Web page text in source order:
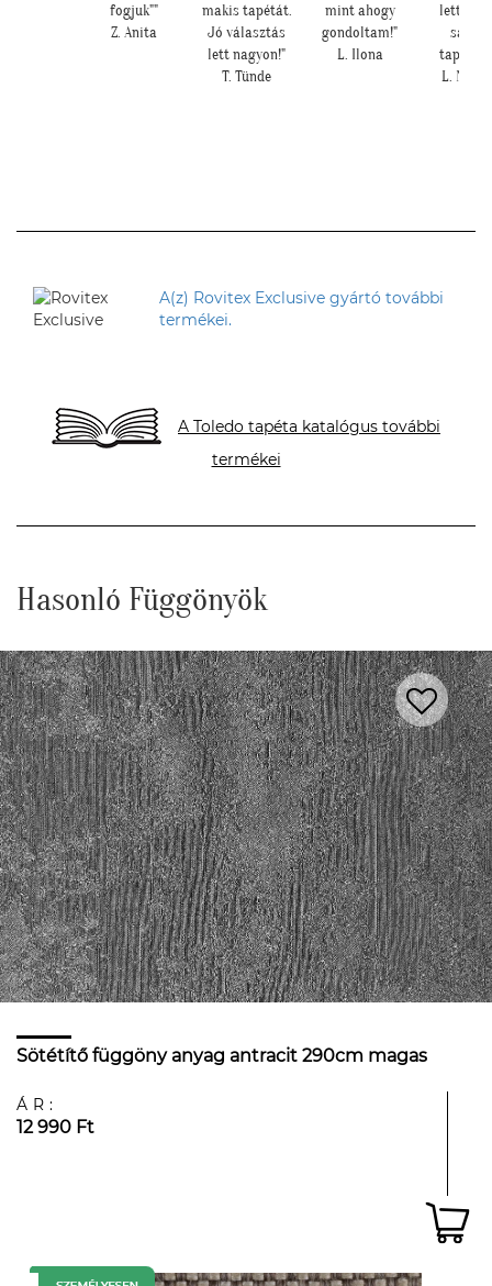
fogjuk""
Z. Anita
makis tapétát.
Jó választás
lett nagyon!"
T. Tünde
mint ahogy
gondoltam!"
L. Ilona
lett a
sarok
L.
A(z) Rovitex Exclusive gyártó további
termékei.
A Toledo tapéta katalógus további
termékei
Hasonló Függönyök
Sötétítő függöny anyag antracit 290cm magas
ÁR:
12 990 Ft